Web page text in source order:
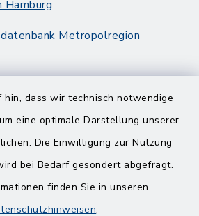
dass wir technisch notwendige
eine optimale Darstellung unserer
Die Einwilligung zur Nutzung
bei Bedarf gesondert abgefragt.
finden Sie in unseren
.
Metropolregion